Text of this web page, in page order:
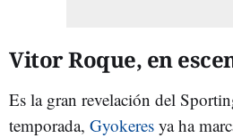
Vitor Roque, en
Es la gran revelación del
temporada, Gyokeres ya ha